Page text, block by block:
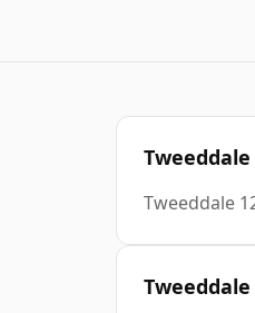
Tweeddale
Tweeddale
Tweeddale